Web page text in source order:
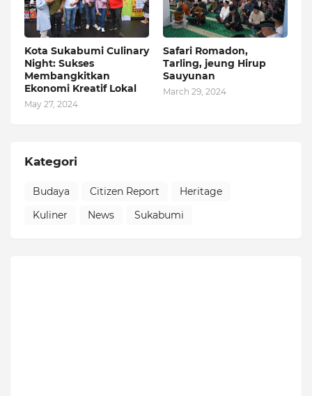
Kota Sukabumi Culinary
Night: Sukses
Membangkitkan
Ekonomi Kreatif Lokal
May 27, 2024
Safari Romadon,
Tarling, jeung Hirup
Sauyunan
March 29, 2024
Kategori
Budaya Citizen Report
Heritage
Kuliner
News Sukabumi